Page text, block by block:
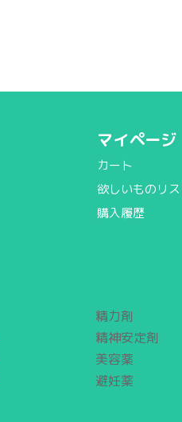
マイページ
カート
欲しいものリス
購入履歴
精力剤
精神安定剤
美容薬
避妊薬